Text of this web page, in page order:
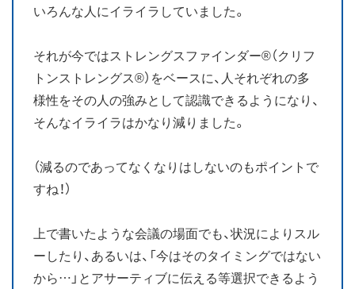
いろんな人にイライラしていました。
それが今ではストレングスファインダー®（クリフ
トンストレングス®）をベースに、人それぞれの多
様性をその人の強みとして認識できるようになり、
そんなイライラはかなり減りました。
（減るのであってなくなりはしないのもポイントで
すね！）
上で書いたような会議の場面でも、状況によりスル
ーしたり、あるいは、「今はそのタイミングではない
から…」とアサーティブに伝える等選択できるよう